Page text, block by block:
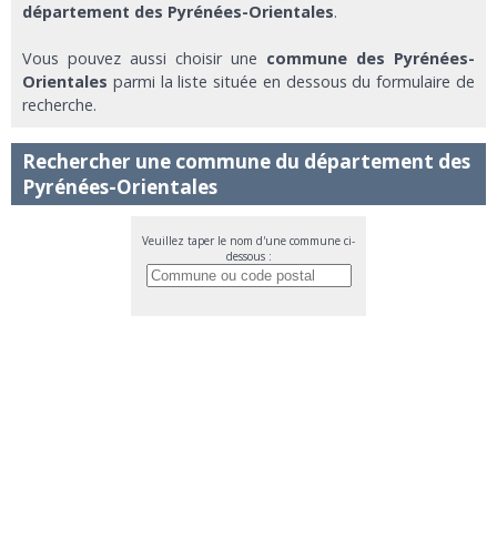
département des Pyrénées-Orientales.
Vous pouvez aussi choisir une commune des Pyrénées-
Orientales parmi la liste située en dessous du formulaire de
recherche.
Rechercher une commune du département des
Pyrénées-Orientales
Veuillez taper le nom d'une commune ci-
dessous :